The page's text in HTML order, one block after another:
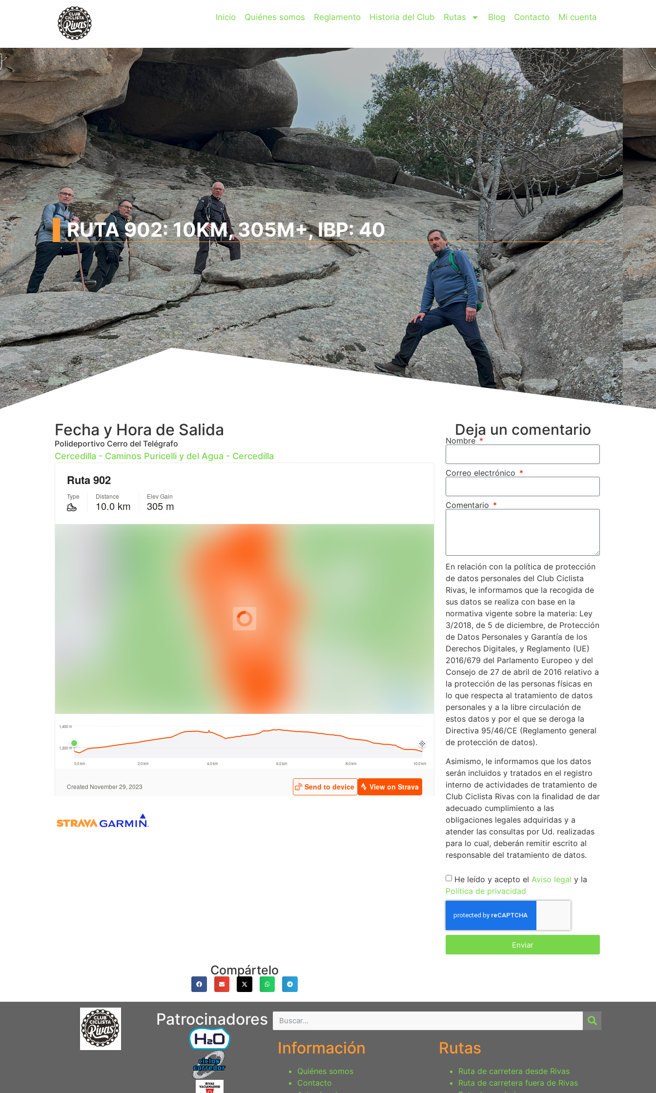
Inicio Quiénes somos Reglamento Historia del Club Rutas Blog Contacto Mi cuenta
RUTA 902: 10KM, 305M+, IBP: 40
Fecha y Hora de Salida
Polideportivo Cerro del Telégrafo
Cercedilla - Caminos Puricelli y del Agua - Cercedilla
Deja un comentario
Nombre
Correo electrónico
Comentario
En relación con la política de protección
de datos personales del Club Ciclista
Rivas, le informamos que la recogida de
sus datos se realiza con base en la
normativa vigente sobre la materia: Ley
3/2018, de 5 de diciembre, de Protección
de Datos Personales y Garantía de los
Derechos Digitales, y Reglamento (UE)
2016/679 del Parlamento Europeo y del
Consejo de 27 de abril de 2016 relativo a
la protección de las personas físicas en
lo que respecta al tratamiento de datos
personales y a la libre circulación de
estos datos y por el que se deroga la
Directiva 95/46/CE (Reglamento general
de protección de datos).
Asimismo, le informamos que los datos
serán incluidos y tratados en el registro
interno de actividades de tratamiento de
Club Ciclista Rivas con la finalidad de dar
adecuado cumplimiento a las
obligaciones legales adquiridas y a
atender las consultas por Ud. realizadas
para lo cual, deberán remitir escrito al
responsable del tratamiento de datos.
He leído y acepto el Aviso legal y la
Política de privacidad
Enviar
Compártelo
Patrocinadores
Información
Quiénes somos
Contacto
Rutas
Ruta de carretera desde Rivas
Ruta de carretera fuera de Rivas